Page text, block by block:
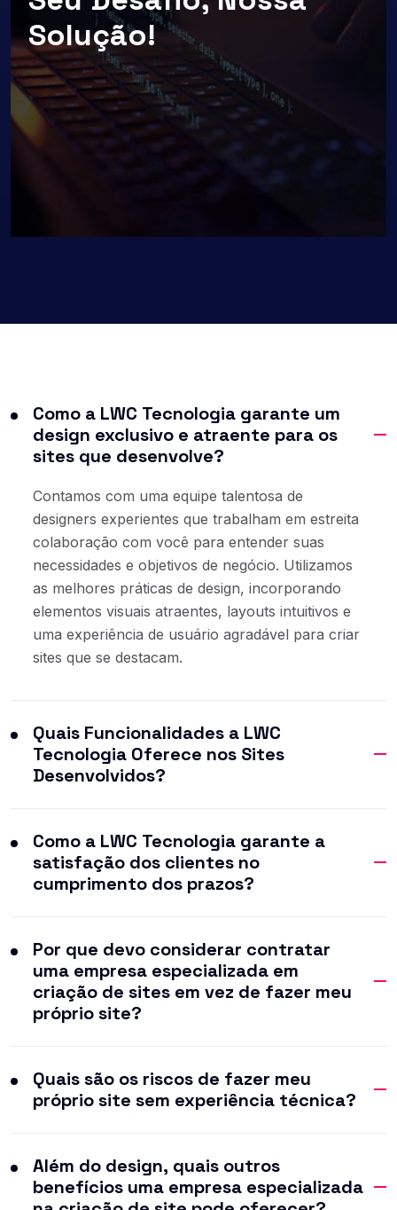
Solução!
Como a LWC Tecnologia garante um
design exclusivo e atraente para os
sites que desenvolve?
Contamos com uma equipe talentosa de
designers experientes que trabalham em estreita
colaboração com você para entender suas
necessidades e objetivos de negócio. Utilizamos
as melhores práticas de design, incorporando
elementos visuais atraentes, layouts intuitivos e
uma experiência de usuário agradável para criar
sites que se destacam.
Quais Funcionalidades a LWC
Tecnologia Oferece nos Sites
Desenvolvidos?
Como a LWC Tecnologia garante a
satisfação dos clientes no
cumprimento dos prazos?
Por que devo considerar contratar
uma empresa especializada em
criação de sites em vez de fazer meu
próprio site?
Quais são os riscos de fazer meu
próprio site sem experiência técnica?
Além do design, quais outros
benefícios uma empresa especializada